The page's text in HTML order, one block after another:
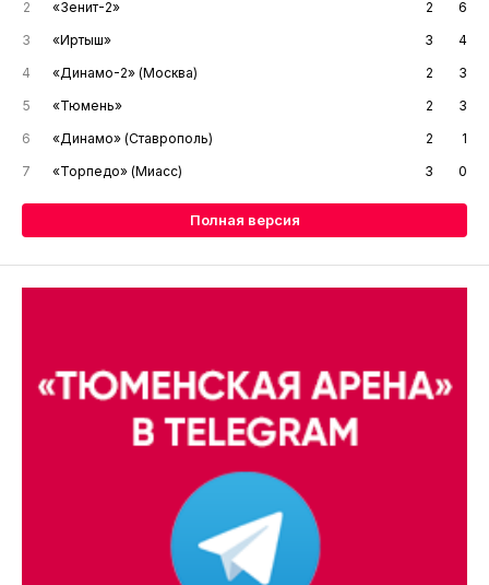
2
«Зенит-2» 2
6
3
«Иртыш» 3
4
4
«Динамо-2» (Москва) 2
3
5
«Тюмень» 2
3
6
«Динамо» (Ставрополь) 2
1
7
«Торпедо» (Миасс) 3 0
Полная версия